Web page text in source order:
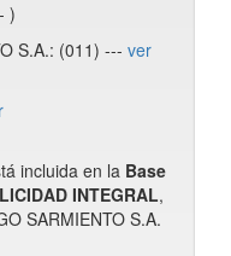
)
S.A.: (011) --- ver
incluida en la Base
INTEGRAL,
SARMIENTO S.A.